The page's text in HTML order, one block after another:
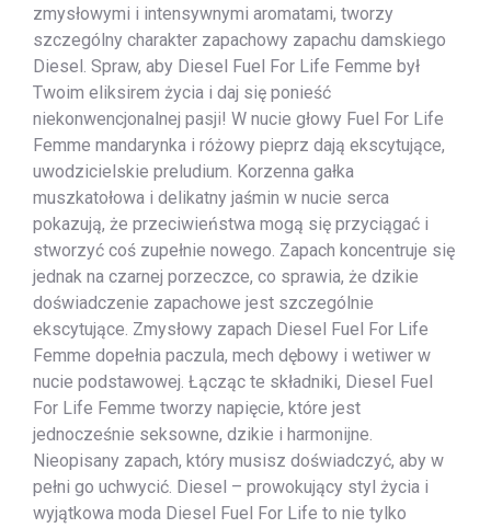
zmysłowymi i intensywnymi aromatami, tworzy
szczególny charakter zapachowy zapachu damskiego
Diesel. Spraw, aby Diesel Fuel For Life Femme był
Twoim eliksirem życia i daj się ponieść
niekonwencjonalnej pasji! W nucie głowy Fuel For Life
Femme mandarynka i różowy pieprz dają ekscytujące,
uwodzicielskie preludium. Korzenna gałka
muszkatołowa i delikatny jaśmin w nucie serca
pokazują, że przeciwieństwa mogą się przyciągać i
stworzyć coś zupełnie nowego. Zapach koncentruje się
jednak na czarnej porzeczce, co sprawia, że dzikie
doświadczenie zapachowe jest szczególnie
ekscytujące. Zmysłowy zapach Diesel Fuel For Life
Femme dopełnia paczula, mech dębowy i wetiwer w
nucie podstawowej. Łącząc te składniki, Diesel Fuel
For Life Femme tworzy napięcie, które jest
jednocześnie seksowne, dzikie i harmonijne.
Nieopisany zapach, który musisz doświadczyć, aby w
pełni go uchwycić. Diesel – prowokujący styl życia i
wyjątkowa moda Diesel Fuel For Life to nie tylko